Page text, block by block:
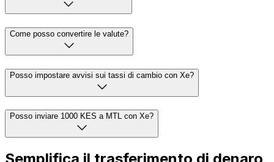
Come posso convertire le valute?
Posso impostare avvisi sui tassi di cambio con Xe?
Posso inviare 1000 KES a MTL con Xe?